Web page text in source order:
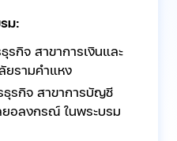
ม:
กิจ สาขาการเงินและ
ยรามคำแหง
รกิจ สาขาการบัญชี
อลงกรณ์ ในพระบรม